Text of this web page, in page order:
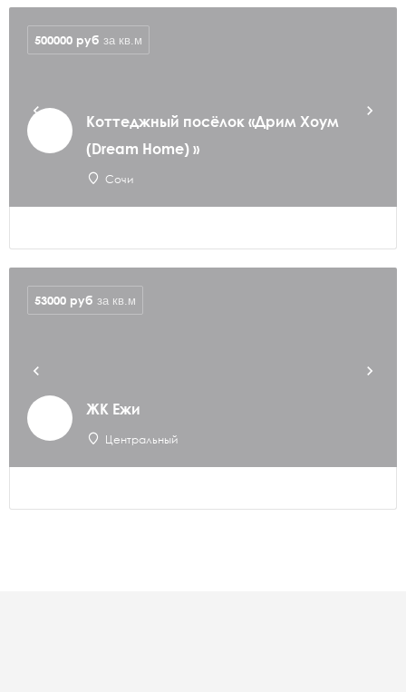
Коттеджный посёлок «Дрим Хоум
(Dream Home) »
Сочи
500000 руб за кв.м
ЖК Ежи
Центральный
53000 руб за кв.м